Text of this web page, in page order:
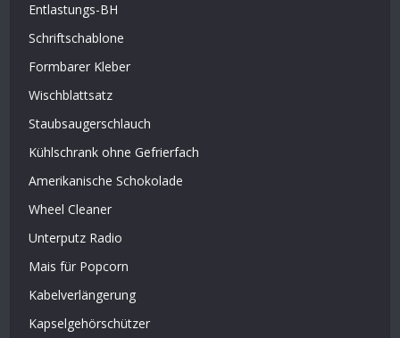
Entlastungs-BH
Schriftschablone
Formbarer Kleber
Wischblattsatz
Staubsaugerschlauch
Kühlschrank ohne Gefrierfach
Amerikanische Schokolade
Wheel Cleaner
Unterputz Radio
Mais für Popcorn
Kabelverlängerung
Kapselgehörschützer